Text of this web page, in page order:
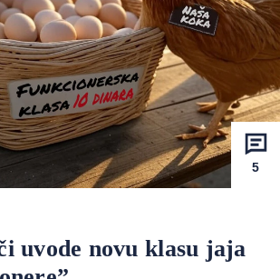
5
uvode novu klasu jaja